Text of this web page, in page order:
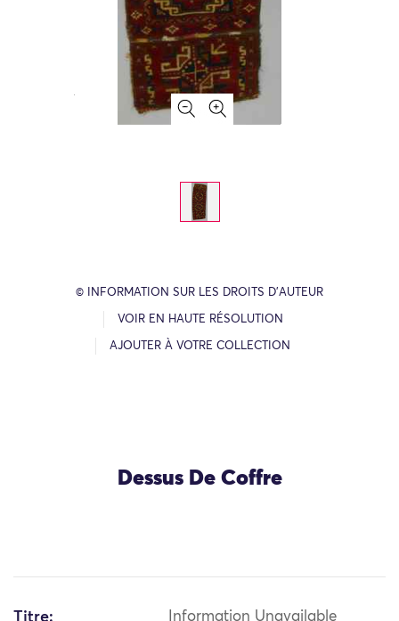
© INFORMATION SUR LES DROITS D’AUTEUR
VOIR EN HAUTE RÉSOLUTION
AJOUTER À VOTRE COLLECTION
Dessus De Coffre
Titre: Information Unavailable